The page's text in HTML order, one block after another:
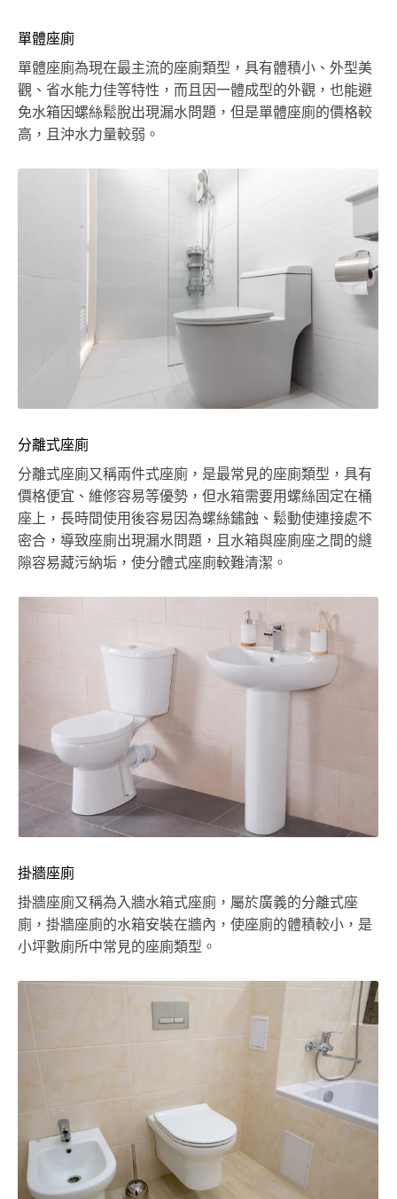
單體座廁
單體座廁為現在最主流的座廁類型，具有體積小、外型美
觀、省水能力佳等特性，而且因一體成型的外觀，也能避
免水箱因螺絲鬆脫出現漏水問題，但是單體座廁的價格較
高，且沖水力量較弱。
分離式座廁
分離式座廁又稱兩件式座廁，是最常見的座廁類型，具有
價格便宜、維修容易等優勢，但水箱需要用螺絲固定在桶
座上，長時間使用後容易因為螺絲鏽蝕、鬆動使連接處不
密合，導致座廁出現漏水問題，且水箱與座廁座之間的縫
隙容易藏污納垢，使分體式座廁較難清潔。
掛牆座廁
掛牆座廁又稱為入牆水箱式座廁，屬於廣義的分離式座
廁，掛牆座廁的水箱安裝在牆內，使座廁的體積較小，是
小坪數廁所中常見的座廁類型。